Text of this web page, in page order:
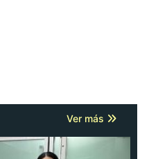
Ver más